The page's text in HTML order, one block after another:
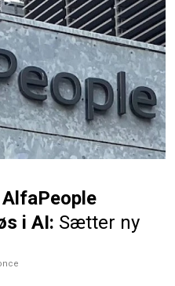
i AI: Sætter ny